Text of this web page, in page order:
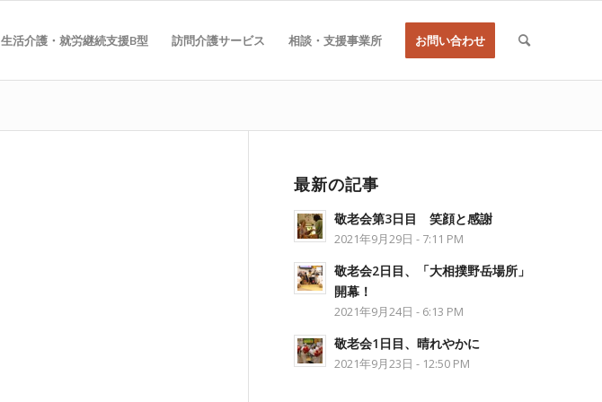
生活介護・就労継続支援B型 訪問介護サービス 相談・支援事業所 お問い合わせ
最新の記事
敬老会第3日目 笑顔と感謝
2021年9月29日 - 7:11 PM
敬老会2日目、「大相撲野岳場所」
開幕！
2021年9月24日 - 6:13 PM
敬老会1日目、晴れやかに
2021年9月23日 - 12:50 PM